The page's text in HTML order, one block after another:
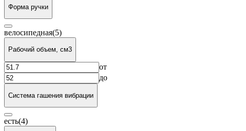
Форма ручки
велосипедная(5)
Рабочий объем, см3
от
до
Система гашения вибрации
есть(4)